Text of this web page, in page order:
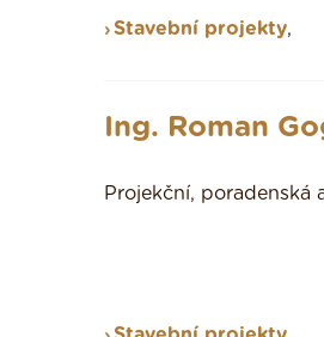
Stavební projekty,
Ing. Roman
Projekční, poradenská